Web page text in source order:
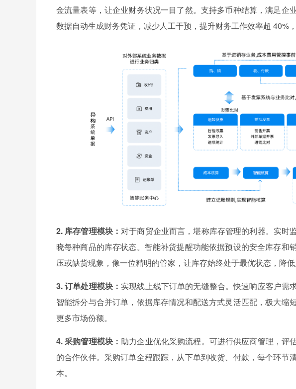
金流量表等，让企业财务状况一目了然。支持多币种结算，满足企
数据自动生成财务凭证，减少人工干预，提升财务工作效率超 40%
2. 库存管理模块：对于商贸企业而言，堪称库存管理的利器。实时
晓每种商品的库存状态。智能补货提醒功能依据预设的安全库存和
压或缺货现象，像一位精明的管家，让库存始终处于最优状态，降低
3. 订单处理模块： 实现线上线下订单的无缝整合。快速响应客户需
智能拆分与合并订单，依据库存情况和配送方式灵活匹配，极大缩
更多市场份额。
4. 采购管理模块：助力企业优化采购流程。可进行供应商管理，评
的合作伙伴。采购订单全程跟踪，从下单到收货、付款，每个环节
本。